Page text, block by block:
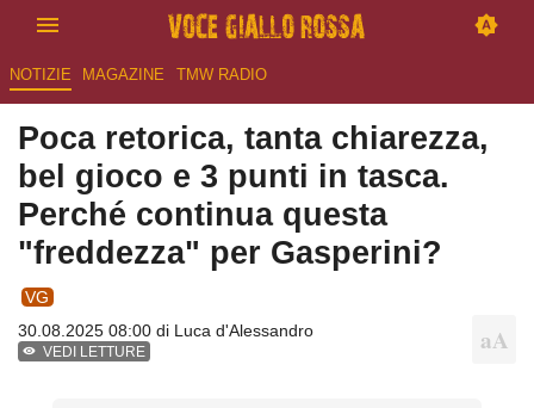
NOTIZIE MAGAZINE TMW RADIO
Poca retorica, tanta chiarezza,
bel gioco e 3 punti in tasca.
Perché continua questa
"freddezza" per Gasperini?
VG
30.08.2025 08:00 di Luca d'Alessandro
VEDI LETTURE